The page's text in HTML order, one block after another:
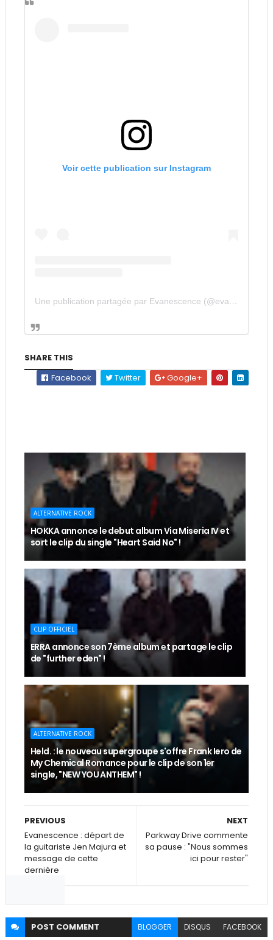
Voir cette publication sur Instagram
Une publication partagée par Evanescence (@evanescenceofficial)
SHARE THIS
Facebook
Twitter Google+
ALTERNATIVE ROCK
HOKKA annonce le debut album Via Miseria IV et
sort le clip du single "Heart Said No" !
CLIP OFFICIEL
ERRA annonce son 7ème album et partage le clip
de "further eden" !
ALTERNATIVE ROCK
Held. : le nouveau supergroupe s'offre Frank Iero de
My Chemical Romance pour le clip de son 1er
single, "NEW YOU ANTHEM" !
NEXT
Parkway Drive commente
sa pause : "Nous sommes
ici pour rester"
PREVIOUS
Evanescence : départ de
la guitariste Jen Majura et
message de cette
dernière
POST COMMENT BLOGGER DISQUS FACEBOOK